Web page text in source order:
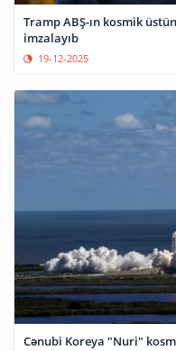
Tramp ABŞ-ın kosmik
imzalayıb
19-12-2025
Cənubi Koreya "Nuri"